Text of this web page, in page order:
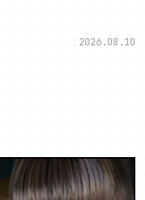
2026.08.10